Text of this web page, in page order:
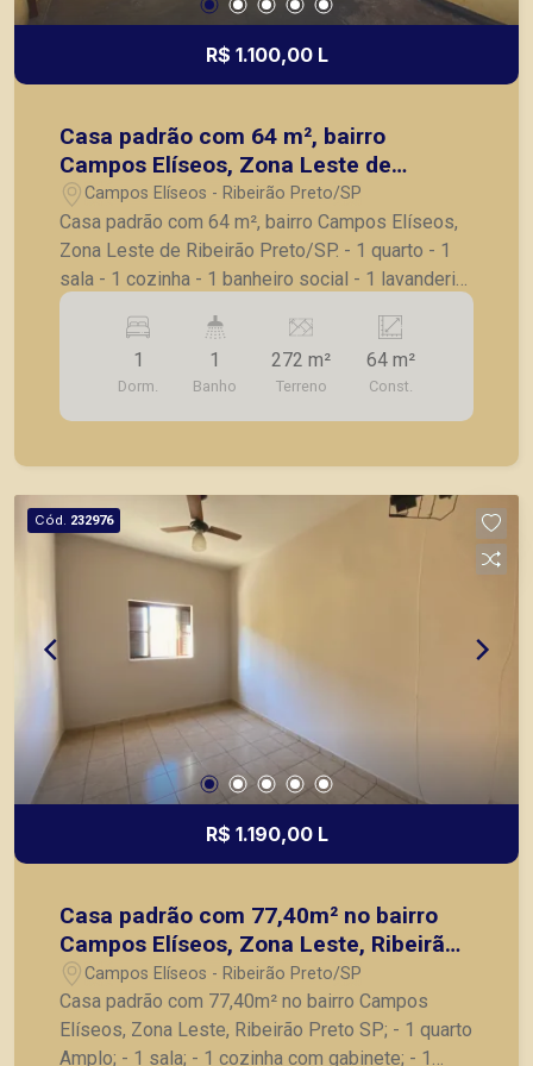
R$ 1.100,00 L
Casa padrão com 64 m², bairro
Campos Elíseos, Zona Leste de
Ribeirão Preto/SP.
Campos Elíseos - Ribeirão Preto/SP
Casa padrão com 64 m², bairro Campos Elíseos,
Zona Leste de Ribeirão Preto/SP. - 1 quarto - 1
sala - 1 cozinha - 1 banheiro social - 1 lavanderia
- 1 quintal - 2 vagas de garagem para motos -
Casa dentro de um Condomínio de poucas casas;
A Piramid tem como objetivo atender seus
clientes com agilidade e segurança, em locação,
vendas de imóveis prontos, usados ou mesmo
1
Dorm.
1
Banho
272 m²
Terreno
64 m²
Const.
Cód. 232976
R$ 1.190,00 L
Casa padrão com 77,40m² no bairro
Campos Elíseos, Zona Leste, Ribeirão
Preto SP;
Campos Elíseos - Ribeirão Preto/SP
Casa padrão com 77,40m² no bairro Campos
Elíseos, Zona Leste, Ribeirão Preto SP; - 1 quarto
Amplo; - 1 sala; - 1 cozinha com gabinete; - 1